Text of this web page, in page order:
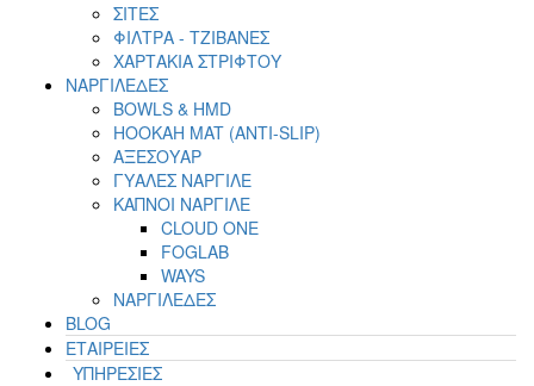
ΣΙΤΕΣ
ΦΙΛΤΡΑ - ΤΖΙΒΑΝΕΣ
ΧΑΡΤΑΚΙΑ ΣΤΡΙΦΤΟΥ
ΝΑΡΓΙΛΕΔΕΣ
BOWLS & HMD
HOOKAH MAT (ANTI-SLIP)
ΑΞΕΣΟΥΑΡ
ΓΥΑΛΕΣ ΝΑΡΓΙΛΕ
ΚΑΠΝΟΙ ΝΑΡΓΙΛΕ
CLOUD ONE
FOGLAB
WAYS
ΝΑΡΓΙΛΕΔΕΣ
BLOG
ΕΤΑΙΡΕΙΕΣ
ΥΠΗΡΕΣΙΕΣ